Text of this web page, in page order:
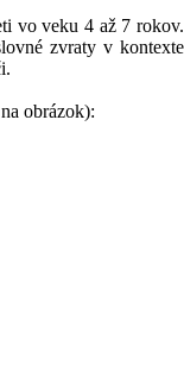
vo veku 4 až 7 rokov.
zvraty v kontexte
obrázok):